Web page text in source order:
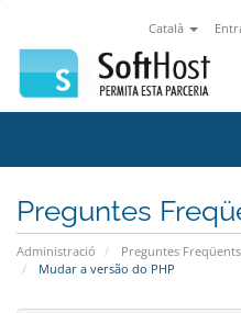
Català
Preguntes
Administració Preguntes
Mudar a versão do PHP